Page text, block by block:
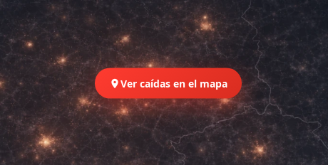
Ver caídas en el mapa